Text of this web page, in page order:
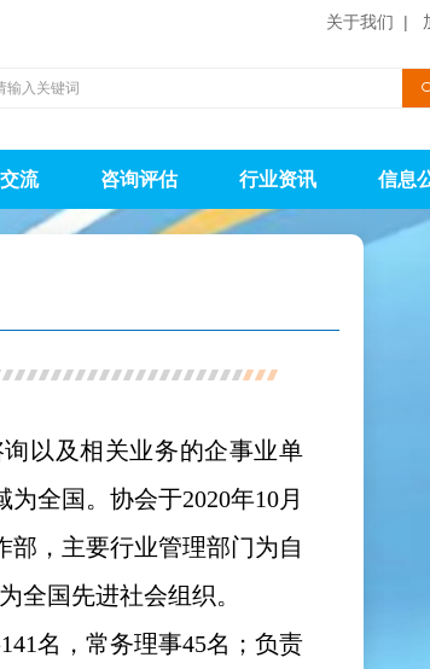
流 咨询评估 行业资讯 信息
关于我们 |
以及相关业务的企事业单
全国。协会于2020年10月
，主要行业管理部门为自
全国先进社会组织。
名，常务理事45名；负责